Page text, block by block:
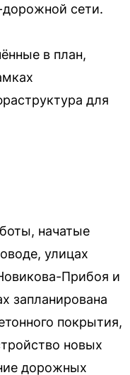
дорожной сети.
в план,
для
начатые
улицах
Прибоя и
запланирована
покрытия,
новых
дорожных